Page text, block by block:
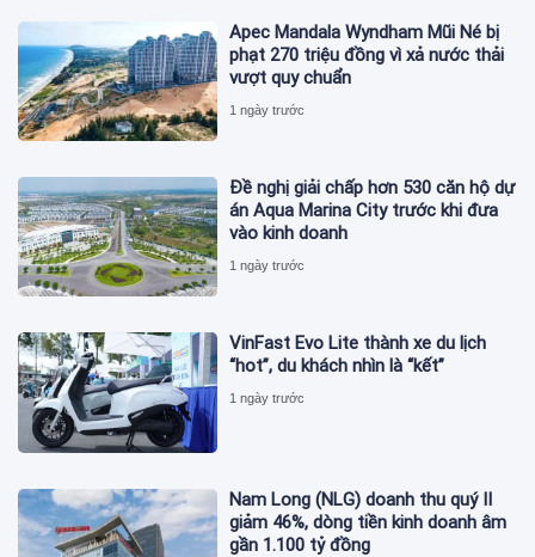
Apec Mandala Wyndham Mũi Né bị
phạt 270 triệu đồng vì xả nước thải
vượt quy chuẩn
1 ngày trước
Đề nghị giải chấp hơn 530 căn hộ dự
án Aqua Marina City trước khi đưa
vào kinh doanh
1 ngày trước
VinFast Evo Lite thành xe du lịch
“hot”, du khách nhìn là “kết”
1 ngày trước
Nam Long (NLG) doanh thu quý II
giảm 46%, dòng tiền kinh doanh âm
gần 1.100 tỷ đồng